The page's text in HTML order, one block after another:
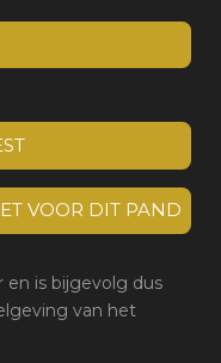
VOOR DIT PAND
en is bijgevolg dus
van het